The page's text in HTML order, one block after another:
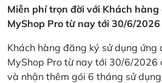
Miễn phí trọn đời với Khách
MyShop Pro từ nay tới 30/6/2026
Khách hàng đăng ký sử dụng
MyShop Pro từ nay tới 30/6/2026
và nhận thêm gói 6 tháng sử